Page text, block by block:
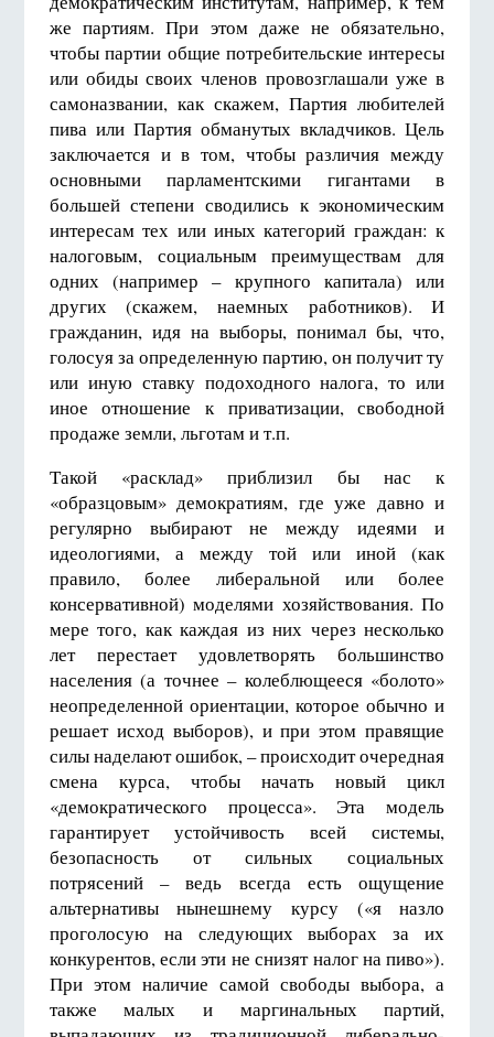
же партиям. При этом даже не обязательно,
чтобы партии общие потребительские интересы
или обиды своих членов провозглашали уже в
самоназвании, как скажем, Партия любителей
пива или Партия обманутых вкладчиков. Цель
заключается и в том, чтобы различия между
основными парламентскими гигантами в
большей степени сводились к экономическим
интересам тех или иных категорий граждан: к
налоговым, социальным преимуществам для
одних (например – крупного капитала) или
других (скажем, наемных работников). И
гражданин, идя на выборы, понимал бы, что,
голосуя за определенную партию, он получит ту
или иную ставку подоходного налога, то или
иное отношение к приватизации, свободной
продаже земли, льготам и т.п.
Такой «расклад» приблизил бы нас к
«образцовым» демократиям, где уже давно и
регулярно выбирают не между идеями и
идеологиями, а между той или иной (как
правило, более либеральной или более
консервативной) моделями хозяйствования. По
мере того, как каждая из них через несколько
лет перестает удовлетворять большинство
населения (а точнее – колеблющееся «болото»
неопределенной ориентации, которое обычно и
решает исход выборов), и при этом правящие
силы наделают ошибок, – происходит очередная
смена курса, чтобы начать новый цикл
«демократического процесса». Эта модель
гарантирует устойчивость всей системы,
безопасность от сильных социальных
потрясений – ведь всегда есть ощущение
альтернативы нынешнему курсу («я назло
проголосую на следующих выборах за их
конкурентов, если эти не снизят налог на пиво»).
При этом наличие самой свободы выбора, а
также малых и маргинальных партий,